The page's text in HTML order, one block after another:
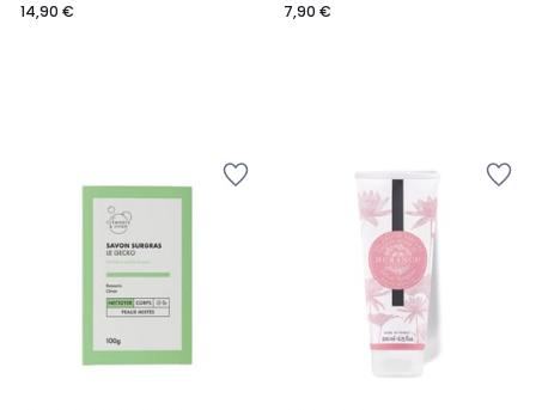
€.
14,90 € 7,90 €